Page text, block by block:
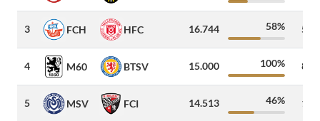
3 FCH HFC 16.744 58% 524
4 M60 BTSV 15.000 100% 850
5 MSV FCI 14.513 46% 180